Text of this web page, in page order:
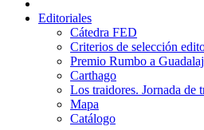
Editoriales
Cátedra FED
Criterios de selección
Premio Rumbo a
Carthago
Los traidores. Jornada de
Mapa
Catálogo